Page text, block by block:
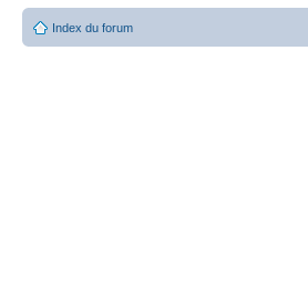
Index du forum